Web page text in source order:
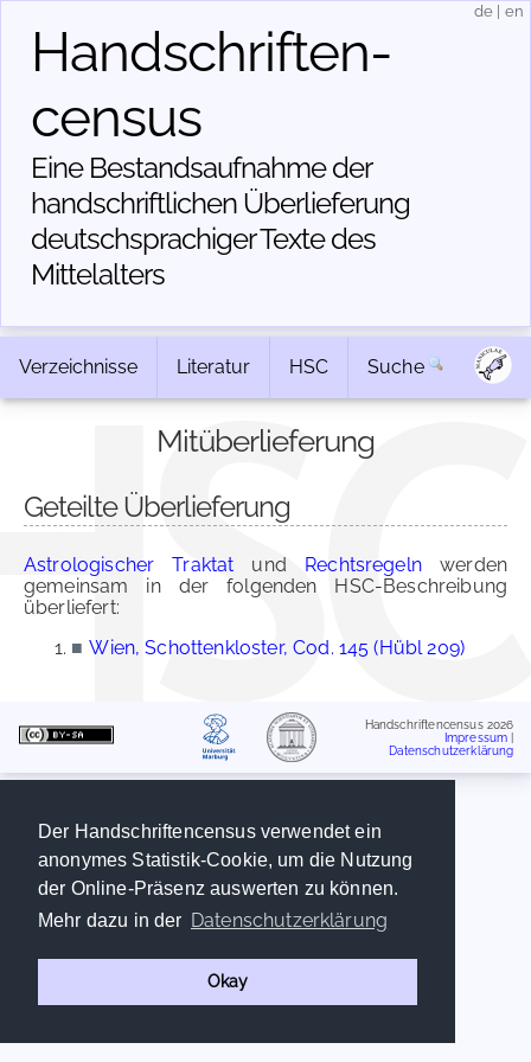
Der Handschriftencensus verwendet ein
anonymes Statistik-Cookie, um die Nutzung
der Online-Präsenz auswerten zu können.
Mehr dazu in der Datenschutzerklärung
Okay
Handschriften­
census
Eine Bestandsaufnahme der
handschriftlichen Über­lieferung
deutschsprachiger Texte des
Mittelalters
de en
Verzeichnisse Literatur HSC Suche
Mitüberlieferung
Geteilte Überlieferung
Astrologischer Traktat und Rechtsregelnwerden
gemeinsam in der folgenden HSC-Beschreibung
überliefert:
■ Wien, Schottenkloster, Cod. 145 (Hübl 209)
Handschriftencensus 2026
Impressum
Datenschutzerklärung